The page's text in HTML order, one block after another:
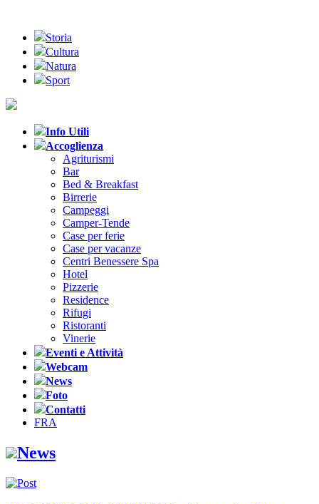
Storia
Cultura
Natura
Sport
Info Utili
Accoglienza
Agriturismi
Bar
Bed & Breakfast
Birrerie
Campeggi
Camper-Tende
Case per ferie
Case per vacanze
Centri Benessere Spa
Hotel
Pizzerie
Residence
Rifugi
Ristoranti
Vinerie
Eventi e Attività
Webcam
News
Foto
Contatti
FRA
News